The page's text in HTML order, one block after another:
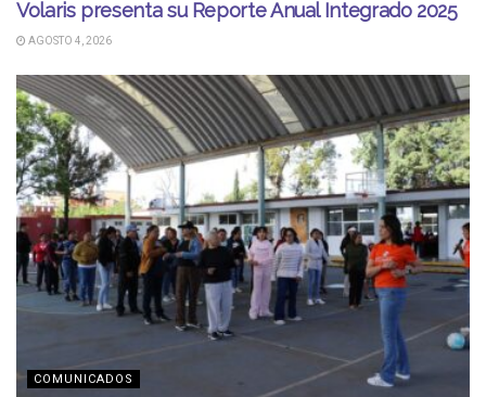
Volaris presenta su Reporte Anual Integrado 2025
AGOSTO 4, 2026
COMUNICADOS